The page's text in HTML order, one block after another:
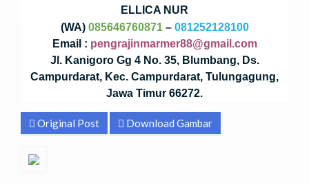
ELLICA NUR
(WA) 085646760871– 081252128100
Email : pengrajinmarmer88@gmail.com
Jl. Kanigoro Gg 4 No. 35, Blumbang, Ds.
Campurdarat, Kec. Campurdarat, Tulungagung,
Jawa Timur 66272.
Original Post Download Gambar